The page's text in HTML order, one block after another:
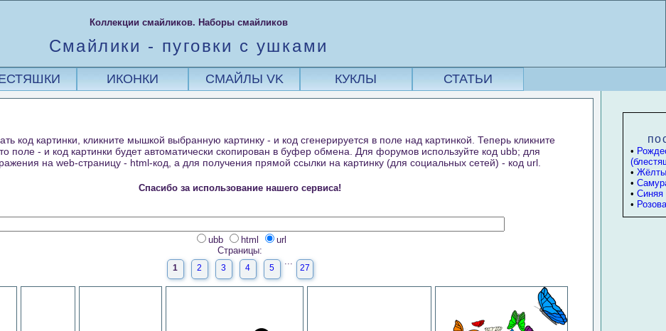
Коллекции смайликов. Наборы смайликов
Смайлики - пуговки с ушками
ИКОНКИ СМАЙЛЫ VK КУКЛЫ СТАТЬИ
код картинки, кликните мышкой выбранную картинку - и код сгенерируется в поле над картинкой. Теперь кликните
поле - и код картинки будет автоматически скопирован в буфер обмена. Для форумов используйте код ubb; для
на web-страницу - html-код, а для получения прямой ссылки на картинку (для социальных сетей) - код url.
Спасибо за использование нашего сервиса!
ubb html
url
Страницы:
1 2 3 4 5
...
27
•
•
•
• Синяя
•